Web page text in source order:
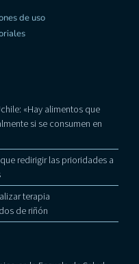
de uso
«Hay alimentos que
si se consumen en
redirigir las prioridades a
terapia
de riñón